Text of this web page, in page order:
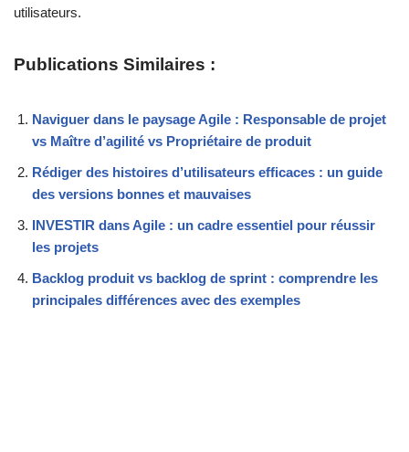
utilisateurs.
Publications Similaires :
Naviguer dans le paysage Agile : Responsable de projet
vs Maître d’agilité vs Propriétaire de produit
Rédiger des histoires d’utilisateurs efficaces : un guide
des versions bonnes et mauvaises
INVESTIR dans Agile : un cadre essentiel pour réussir
les projets
Backlog produit vs backlog de sprint : comprendre les
principales différences avec des exemples